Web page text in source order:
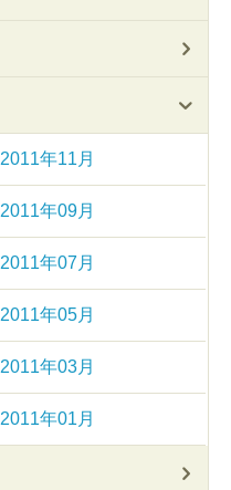
2011年11月
2011年09月
2011年07月
2011年05月
2011年03月
2011年01月